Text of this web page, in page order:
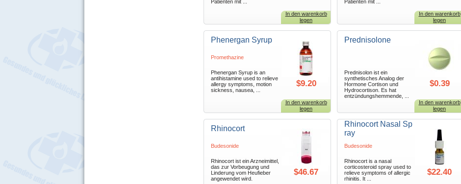
Patienten mit ...
In den warenkorb
legen
Patienten mit ...
In den warenkorb
legen
Phenergan Syrup
Promethazine
Phenergan Syrup is an
antihistamine used to relieve
allergy symptoms, motion
sickness, nausea, ...
$9.20
In den warenkorb
legen
Prednisolone
Prednisolon ist ein
synthetisches Analog der
Hormone Cortison und
Hydrocortison. Es hat
entzündungshemmende, ...
$0.39
In den warenkorb
legen
Rhinocort
Budesonide
Rhinocort ist ein Arzneimittel,
das zur Vorbeugung und
Linderung vom Heufieber
angewendet wird.
$46.67
Rhinocort Nasal Sp
ray
Budesonide
Rhinocort is a nasal
corticosteroid spray used to
relieve symptoms of allergic
rhinitis. It ...
$22.40